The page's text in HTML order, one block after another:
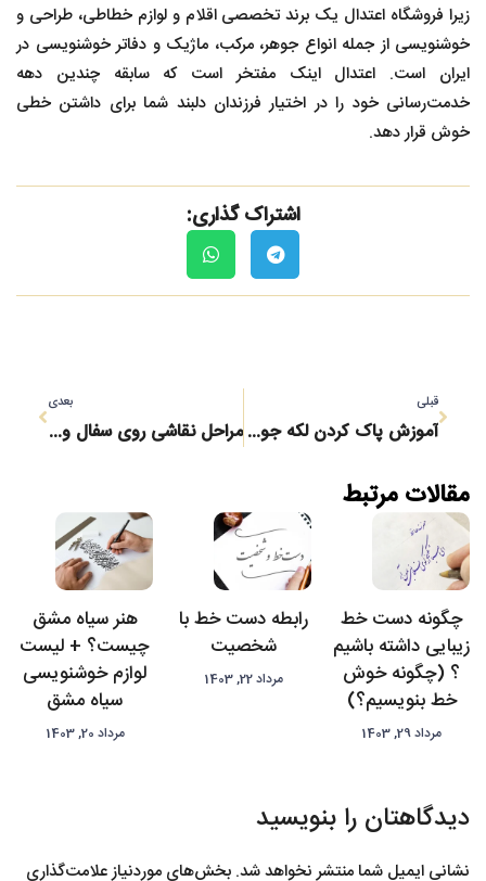
زیرا فروشگاه اعتدال یک برند تخصصی اقلام و لوازم خطاطی، طراحی و
خوشنویسی از جمله انواع جوهر، مرکب، ماژیک و دفاتر خوشنویسی در
ایران است. اعتدال اینک مفتخر است که سابقه چندین دهه
خدمت‌رسانی خود را در اختیار فرزندان دلبند شما برای داشتن خطی
خوش قرار دهد.
اشتراک گذاری:
قبلی
آموزش پاک کردن لکه جوهر از روی لباس و وسایل
بعدی
مراحل نقاشی روی سفال و نکاتی که باید بدانید!
مقالات مرتبط
چگونه دست خط
زیبایی داشته باشیم
؟ (چگونه خوش
خط بنویسیم؟)
مرداد 29, 1403
رابطه دست خط با
شخصیت
مرداد 22, 1403
هنر سیاه مشق
چیست؟ + لیست
لوازم خوشنویسی
سیاه مشق
مرداد 20, 1403
دیدگاهتان را بنویسید
نشانی ایمیل شما منتشر نخواهد شد. بخش‌های موردنیاز علامت‌گذاری